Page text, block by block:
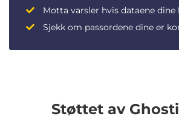
Motta varsler hvis dataene dine
Sjekk om passordene dine er
Støttet av